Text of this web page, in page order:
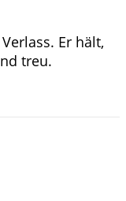
Er hält,
treu.